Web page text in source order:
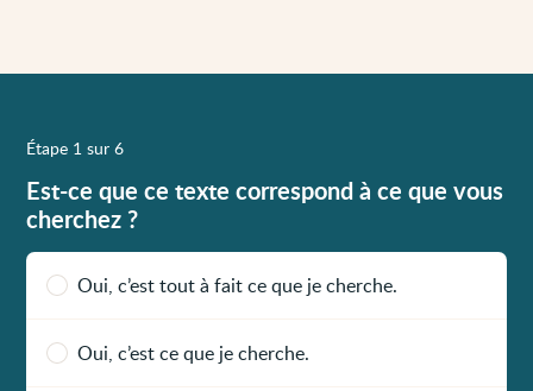
Étape 1 sur 6
Est-ce que ce texte correspond à ce que vous
cherchez ?
Oui, c’est tout à fait ce que je cherche.
Oui, c’est ce que je cherche.